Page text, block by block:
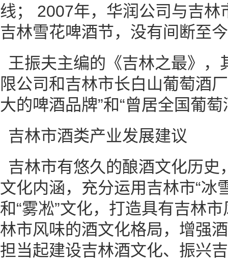
线； 2007年，华润公司与吉林
吉林雪花啤酒节，没有间断至
王振夫主编的《吉林之最》，
限公司和吉林市长白山葡萄酒
大的啤酒品牌”和“曾居全国葡
吉林市酒类产业发展建议
吉林市有悠久的酿酒文化历史
文化内涵，充分运用吉林市“冰
和“雾凇”文化，打造具有吉林
林市风味的酒文化格局，增强
担当起建设吉林酒文化、振兴